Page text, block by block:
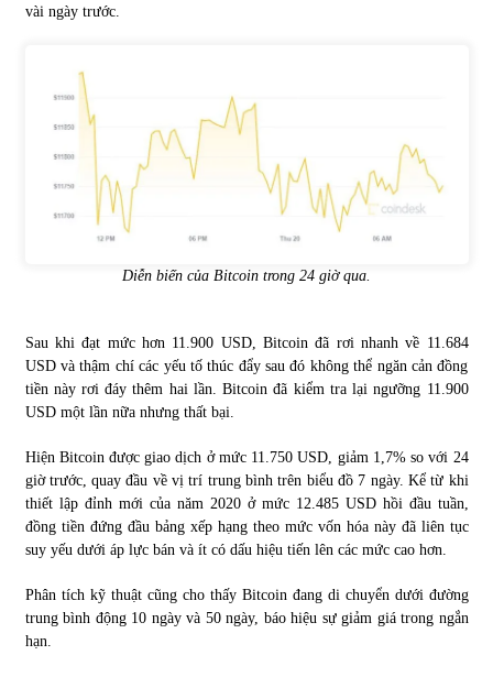
vài ngày trước.
Diễn biến của Bitcoin trong 24 giờ qua.
Sau khi đạt mức hơn 11.900 USD, Bitcoin đã rơi nhanh về 11.684
USD và thậm chí các yếu tố thúc đẩy sau đó không thể ngăn cản đồng
tiền này rơi đáy thêm hai lần. Bitcoin đã kiểm tra lại ngưỡng 11.900
USD một lần nữa nhưng thất bại.
Hiện Bitcoin được giao dịch ở mức 11.750 USD, giảm 1,7% so với 24
giờ trước, quay đầu về vị trí trung bình trên biểu đồ 7 ngày. Kể từ khi
thiết lập đỉnh mới của năm 2020 ở mức 12.485 USD hồi đầu tuần,
đồng tiền đứng đầu bảng xếp hạng theo mức vốn hóa này đã liên tục
suy yếu dưới áp lực bán và ít có dấu hiệu tiến lên các mức cao hơn.
Phân tích kỹ thuật cũng cho thấy Bitcoin đang di chuyển dưới đường
trung bình động 10 ngày và 50 ngày, báo hiệu sự giảm giá trong ngắn
hạn.